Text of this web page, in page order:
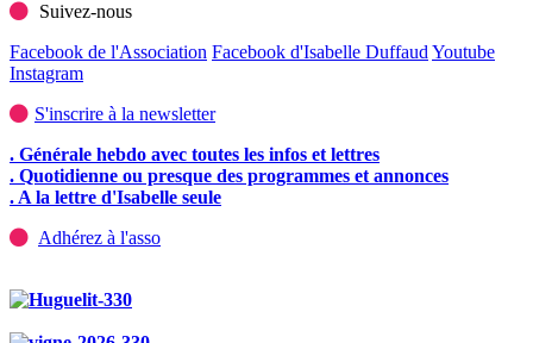
Suivez-nous
Facebook de l'Association Facebook d'Isabelle DuffaudYoutube
Instagram
S'inscrire à la newsletter
. Générale hebdo avec toutes les infos et lettres
. Quotidienne ou presque des programmes et annonces
. A la lettre d'Isabelle seule
Adhérez à l'asso